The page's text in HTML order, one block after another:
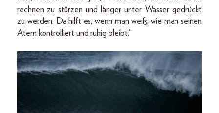
rechnen zu stürzen und länger unter Wasser gedrückt
zu werden. Da hilft es, wenn man weiß, wie man seinen
Atem kontrolliert und ruhig bleibt.“